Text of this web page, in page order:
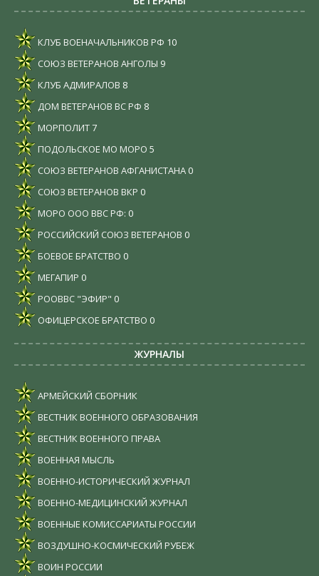
КЛУБ ВОЕНАЧАЛЬНИКОВ РФ 10
СОЮЗ ВЕТЕРАНОВ АНГОЛЫ 9
КЛУБ АДМИРАЛОВ 8
ДОМ ВЕТЕРАНОВ ВС РФ 8
МОРПОЛИТ7
ПОДОЛЬСКОЕ МО МОРО 5
СОЮЗ ВЕТЕРАНОВ АФГАНИСТАНА 0
СОЮЗ ВЕТЕРАНОВ ВКР 0
МОРО ООО ВВС РФ: 0
РОССИЙСКИЙ СОЮЗ ВЕТЕРАНОВ 0
БОЕВОЕ БРАТСТВО 0
МЕГАПИР 0
РООВВС "ЭФИР" 0
ОФИЦЕРСКОЕ БРАТСТВО 0
ЖУРНАЛЫ
АРМЕЙСКИЙ СБОРНИК
ВЕСТНИК ВОЕННОГО ОБРАЗОВАНИЯ
ВЕСТНИК ВОЕННОГО ПРАВА
ВОЕННАЯ МЫСЛЬ
ВОЕННО-ИСТОРИЧЕСКИЙ ЖУРНАЛ
ВОЕННО-МЕДИЦИНСКИЙ ЖУРНАЛ
ВОЕННЫЕ КОМИССАРИАТЫ РОССИИ
ВОЗДУШНО-КОСМИЧЕСКИЙ РУБЕЖ
ВОИН РОССИИ